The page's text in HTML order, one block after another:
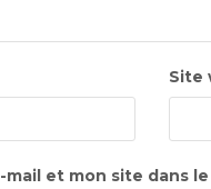
Site
et mon site dans